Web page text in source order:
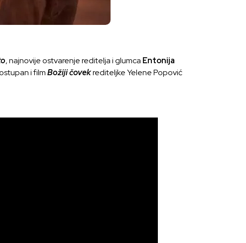
, najnovije ostvarenje reditelja i glumca Entonija
i filmBožiji čovekrediteljke Yelene Popović